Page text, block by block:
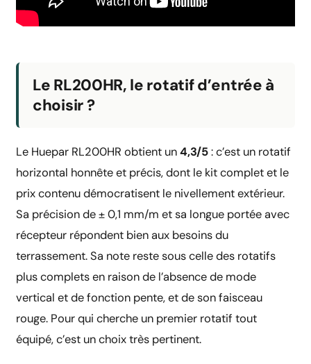
Le RL200HR, le rotatif d’entrée à
choisir ?
Le Huepar RL200HR obtient un4,3/5: c’est un rotatif
horizontal honnête et précis, dont le kit complet et le
prix contenu démocratisent le nivellement extérieur.
Sa précision de ± 0,1 mm/m et sa longue portée avec
récepteur répondent bien aux besoins du
terrassement. Sa note reste sous celle des rotatifs
plus complets en raison de l’absence de mode
vertical et de fonction pente, et de son faisceau
rouge. Pour qui cherche un premier rotatif tout
équipé, c’est un choix très pertinent.